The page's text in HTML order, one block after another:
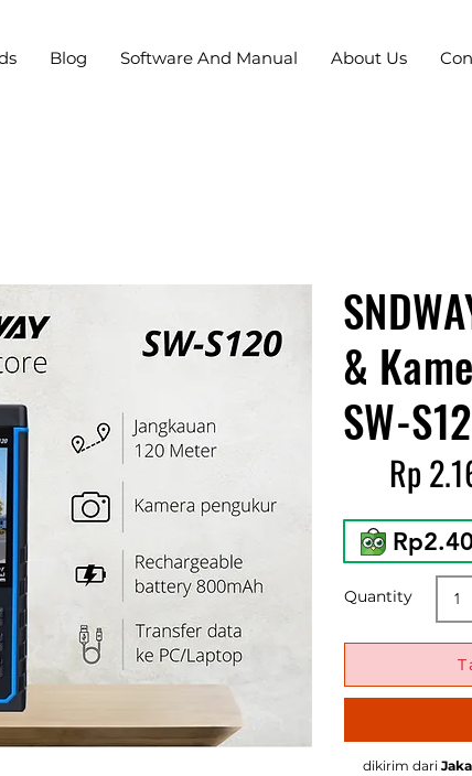
Blog Software And Manual About Us
Quantity
&
SW-
dikirim dari
Rp